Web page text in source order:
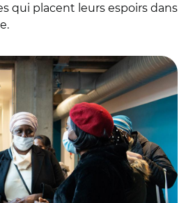
qui placent leurs espoirs dans
de Derichebourg qui s’engagent
pour devenir aides-